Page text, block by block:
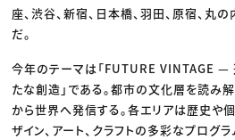
座、渋谷、新宿、日本橋、羽田、原宿、丸
だ。
今年のテーマは「FUTURE VINTAGE —
たな創造」である。都市の文化層を読み
から世界へ発信する。各エリアは歴史や個
ザイン、アート、クラフトの多彩なプログ